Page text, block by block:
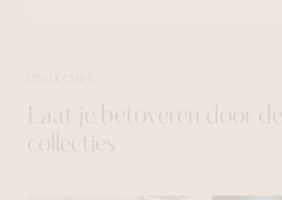
Laat je betoveren door
collecties